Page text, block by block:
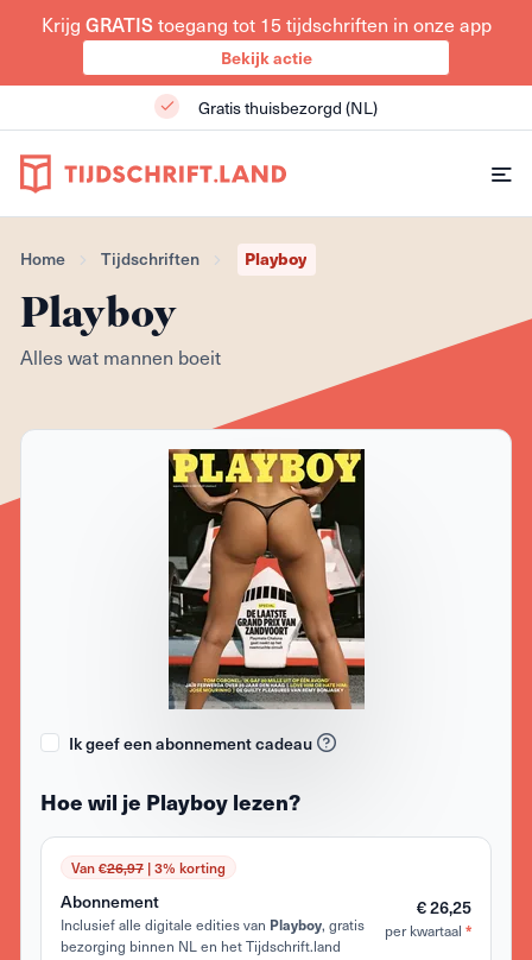
Krijg GRATIStoegang tot 15 tijdschriften in onze app
Bekijk actie
Gratis thuisbezorgd (NL)
Home Tijdschriften Playboy
Playboy
Alles wat mannen boeit
Ik geef een abonnement cadeau
Hoe wil je Playboy lezen?
Van €26,97| 3% korting
Abonnement
Inclusief alle digitale edities van Playboy, gratis
bezorging binnen NL en het Tijdschrift.land
€ 26,25
per kwartaal *